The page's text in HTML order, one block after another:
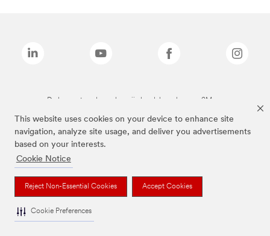
This website uses cookies on your device to enhance site
navigation, analyze site usage, and deliver you advertisements
based on your interests.
Cookie Notice
Reject Non-Essential Cookies Accept Cookies
Cookie Preferences
De bovenstaande merken zijn handelsmerken van 3M.we